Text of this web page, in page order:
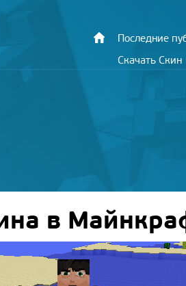
Последние
Скачать Скин
в